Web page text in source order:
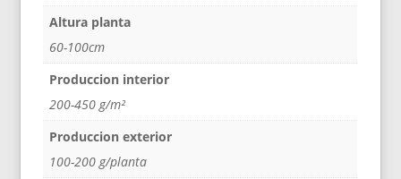
Altura planta
60-100cm
Produccion interior
200-450 g/m²
Produccion exterior
100-200 g/planta